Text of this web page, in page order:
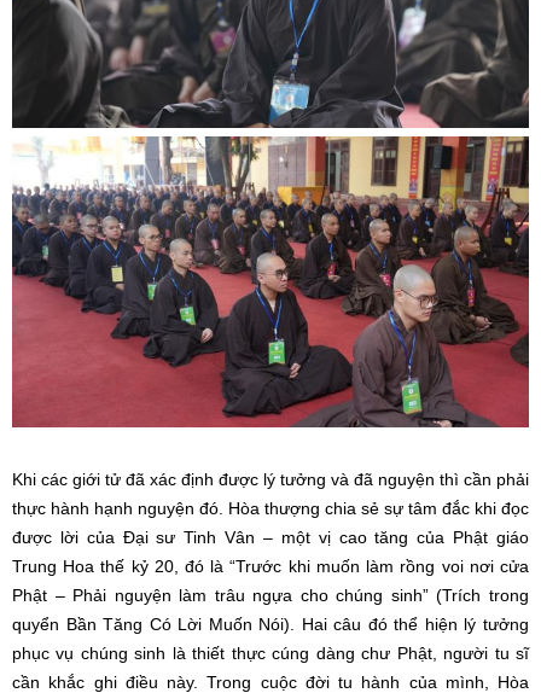
Khi các giới tử đã xác định được lý tưởng và đã nguyện thì cần phải
thực hành hạnh nguyện đó. Hòa thượng chia sẻ sự tâm đắc khi đọc
được lời của Đại sư Tinh Vân – một vị cao tăng của Phật giáo
Trung Hoa thế kỷ 20, đó là “Trước khi muốn làm rồng voi nơi cửa
Phật – Phải nguyện làm trâu ngựa cho chúng sinh” (Trích trong
quyển Bần Tăng Có Lời Muốn Nói). Hai câu đó thể hiện lý tưởng
phục vụ chúng sinh là thiết thực cúng dàng chư Phật, người tu sĩ
cần khắc ghi điều này. Trong cuộc đời tu hành của mình, Hòa